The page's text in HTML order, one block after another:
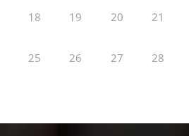
18 19 20 21
25 26 27 28